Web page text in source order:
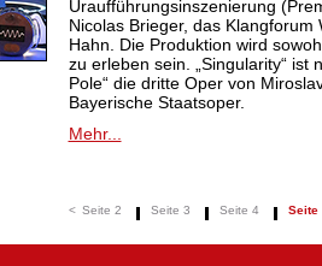
Uraufführungsinszenierung
Nicolas Brieger, das
Hahn. Die Produktion wird
zu erleben sein. „Singularity“ ist
Pole“ die dritte Oper von
Bayerische Staatsoper.
Mehr...
< Seite 2 Seite 3 Seite 4 Seite